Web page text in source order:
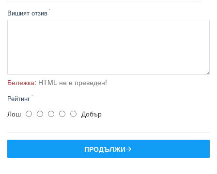
Вишият отзив
Бележка: HTML не е преведен!
Рейтинг
Лош Добър
ПРОДЪЛЖИ